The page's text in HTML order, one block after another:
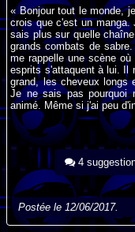
« Bonjour tout le monde,
crois que c'est un
sais plus sur quelle
grands combats de
me rappelle une scène
esprits s'attaquent à lui. Il
grand, les cheveux longs
Je ne sais pas pourquoi
animé. Même si j'ai peu
4
Postée le 12/06/2017.